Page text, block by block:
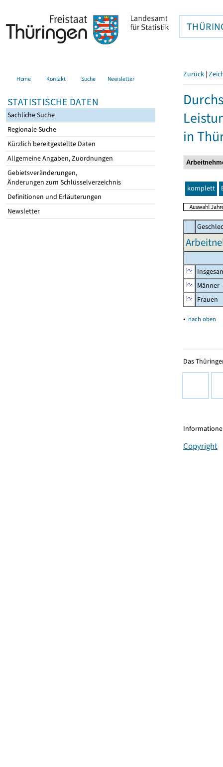
Home Kontakt Suche Newsletter
STATISTISCHE DATEN
Sachliche Suche
Regionale Suche
Kürzlich bereitgestellte Daten
Allgemeine Angaben, Zuordnungen
Gebietsveränderungen,
Änderungen zum Schlüsselverzeichnis
Definitionen und Erläuterungen
Newsletter
Zurück |
in
komplett
Männer
Frauen
▴ nach oben
Das
Copyright